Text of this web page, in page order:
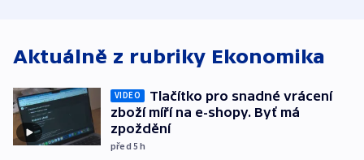
Aktuálně z rubriky Ekonomika
VIDEO
Tlačítko pro snadné vrácení
zboží míří na e-shopy. Byť má
zpoždění
před 5h